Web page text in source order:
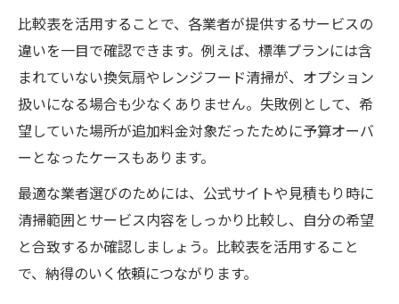
比較表を活用することで、各業者が提供するサービスの
違いを一目で確認できます。例えば、標準プランには含
まれていない換気扇やレンジフード清掃が、オプション
扱いになる場合も少なくありません。失敗例として、希
望していた場所が追加料金対象だったために予算オーバ
ーとなったケースもあります。
最適な業者選びのためには、公式サイトや見積もり時に
清掃範囲とサービス内容をしっかり比較し、自分の希望
と合致するか確認しましょう。比較表を活用すること
で、納得のいく依頼につながります。